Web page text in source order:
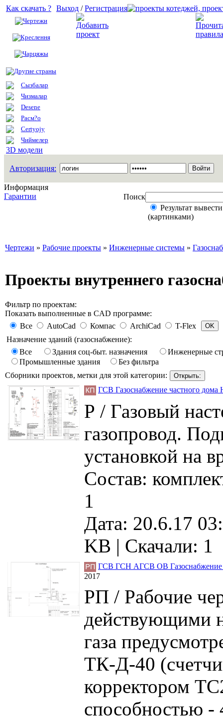
Как скачать ?
Чертежи
Креслення
Чарцяжы
Другие страны
Сызбалар
Чизмалар
Desene
Расм?о
Certyojy
Чиймелер
3D модели
Выход /Регистрация
Авторизация:
Информация
Гарантии
Поиск
Результат
(картинками)
Чертежи » Рабочие проекты » Инженерные системы »
Проекты внутреннего
Фильтр по проектам:
Показать выполненные в CAD программе:
Все
AutoCad Компас ArchiCad
T-Flex
Назначение зданий (газоснабжение):
Все
Здания соц-быт. назначения
Инженерные
Промышленные здания
Без фильтра
Сборники проектов, метки для этой категории:
ГСВ Газоснабжение частного дома
Р / Газовый
газопровод.
установкой на
Состав:
1
Дата: 20.6.17
KB | Скачали: 1
ГСВ ГСН АГСВ ОВ Газоснабжение
2017
РП / Рабочие
действующими
газа
ТК-Д-40
корректором
способностью -